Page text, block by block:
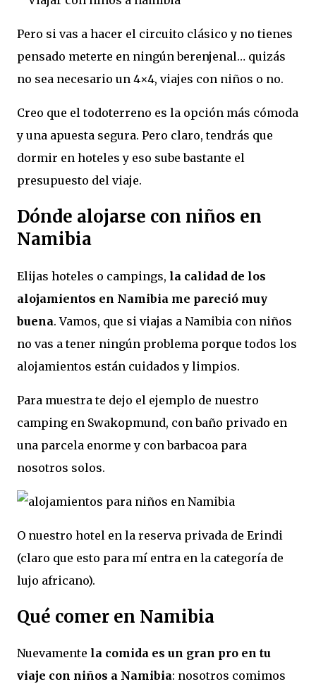
Pero si vas a hacer el circuito clásico y no tienes
pensado meterte en ningún berenjenal… quizás
no sea necesario un 4×4, viajes con niños o no.
Creo que el todoterreno es la opción más cómoda
y una apuesta segura. Pero claro, tendrás que
dormir en hoteles y eso sube bastante el
presupuesto del viaje.
Dónde alojarse con niños en
Namibia
Elijas hoteles o campings, la calidad de los
alojamientos en Namibia me pareció muy
buena. Vamos, que si viajas a Namibia con niños
no vas a tener ningún problema porque todos los
alojamientos están cuidados y limpios.
Para muestra te dejo el ejemplo de nuestro
camping en Swakopmund, con baño privado en
una parcela enorme y con barbacoa para
nosotros solos.
O nuestro hotel en la reserva privada de Erindi
(claro que esto para mí entra en la categoría de
lujo africano).
Qué comer en Namibia
Nuevamente la comida es un gran pro en tu
viaje con niños a Namibia: nosotros comimos